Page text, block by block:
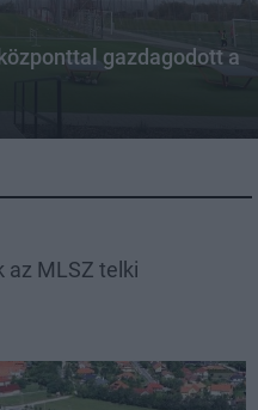
gazdagodott a
az MLSZ telki